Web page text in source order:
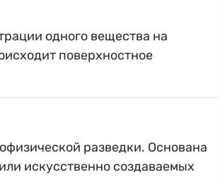
одного вещества на
поверхностное
разведки. Основана
искусственно создаваемых